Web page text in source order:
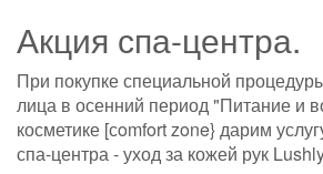
Акция спа-центра.
При покупке специальной
лица в осенний период "Питание и
косметике [сomfort zone} дарим
спа-центра - уход за кожей рук